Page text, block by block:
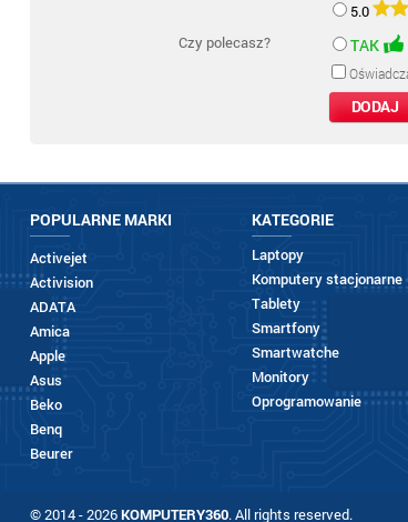
5.0
Czy polecasz?
TAK
POPULARNE MARKI
Activejet
Activision
ADATA
Amica
Apple
Asus
Beko
Benq
Beurer
KATEGORIE
Laptopy
Komputery stacjonarne
Tablety
Smartfony
Smartwatche
Monitory
Oprogramowanie
© 2014 - 2026KOMPUTERY360. All rights reserved.